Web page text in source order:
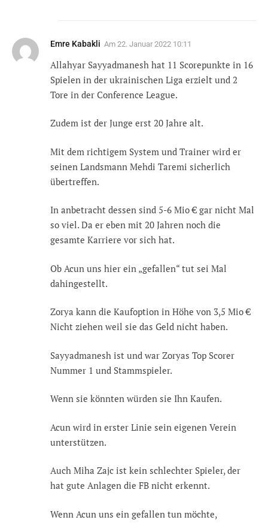
Emre Kabakli Am 22. Januar 2022 10:11
Allahyar Sayyadmanesh hat 11 Scorepunkte in 16
Spielen in der ukrainischen Liga erzielt und 2
Tore in der Conference League.
Zudem ist der Junge erst 20 Jahre alt.
Mit dem richtigem System und Trainer wird er
seinen Landsmann Mehdi Taremi sicherlich
übertreffen.
In anbetracht dessen sind 5-6 Mio € gar nicht Mal
so viel. Da er eben mit 20 Jahren noch die
gesamte Karriere vor sich hat.
Ob Acun uns hier ein „gefallen“ tut sei Mal
dahingestellt.
Zorya kann die Kaufoption in Höhe von 3,5 Mio €
Nicht ziehen weil sie das Geld nicht haben.
Sayyadmanesh ist und war Zoryas Top Scorer
Nummer 1 und Stammspieler.
Wenn sie könnten würden sie Ihn Kaufen.
Acun wird in erster Linie sein eigenen Verein
unterstützen.
Auch Miha Zajc ist kein schlechter Spieler, der
hat gute Anlagen die FB nicht erkennt.
Wenn Acun uns ein gefallen tun möchte,